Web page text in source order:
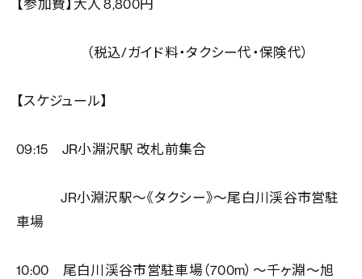
【参加費】大人 8,800円
（税込/ガイド料・タクシー代・保険代）
【スケジュール】
09:15 JR小淵沢駅 改札前集合
JR小淵沢駅〜《タクシー》〜尾白川渓谷市営駐
車場
10:00 尾白川渓谷市営駐車場（700m）〜千ヶ淵〜旭